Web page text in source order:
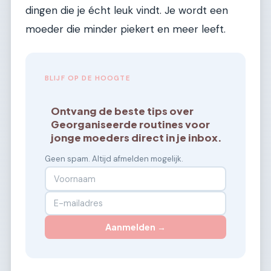
dingen die je écht leuk vindt. Je wordt een
moeder die minder piekert en meer leeft.
BLIJF OP DE HOOGTE
Ontvang de beste tips over
Georganiseerde routines voor
jonge moeders direct in je inbox.
Geen spam. Altijd afmelden mogelijk.
Aanmelden →